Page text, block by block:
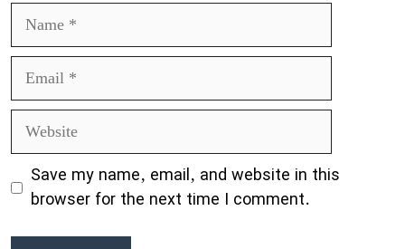
Name
Email
Website
Save my name, email, and website in this
browser for the next time I comment.